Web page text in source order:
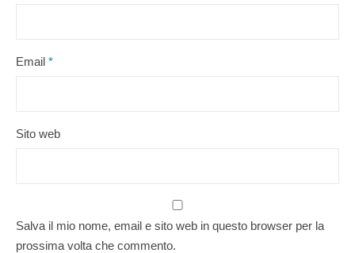
Email *
Sito web
Salva il mio nome, email e sito web in questo browser per la
prossima volta che commento.